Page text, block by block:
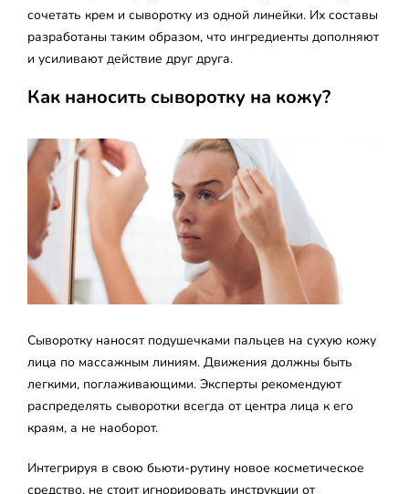
сочетать крем и сыворотку из одной линейки. Их составы
разработаны таким образом, что ингредиенты дополняют
и усиливают действие друг друга.
Как наносить сыворотку на кожу?
Сыворотку наносят подушечками пальцев на сухую кожу
лица по массажным линиям. Движения должны быть
легкими, поглаживающими. Эксперты рекомендуют
распределять сыворотки всегда от центра лица к его
краям, а не наоборот.
Интегрируя в свою бьюти-рутину новое косметическое
средство, не стоит игнорировать инструкции от